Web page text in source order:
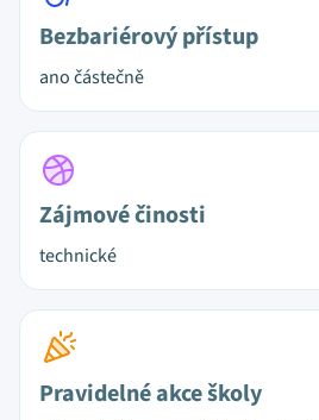
Bezbariérový přístup
ano částečně
Zájmové činosti
technické
Pravidelné akce školy